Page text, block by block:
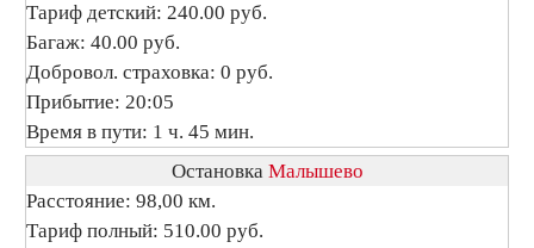
Тариф детский: 240.00 руб.
Багаж: 40.00 руб.
Добровол. страховка: 0 руб.
Прибытие: 20:05
Время в пути: 1 ч. 45 мин.
Остановка Малышево
Расстояние: 98,00 км.
Тариф полный: 510.00 руб.